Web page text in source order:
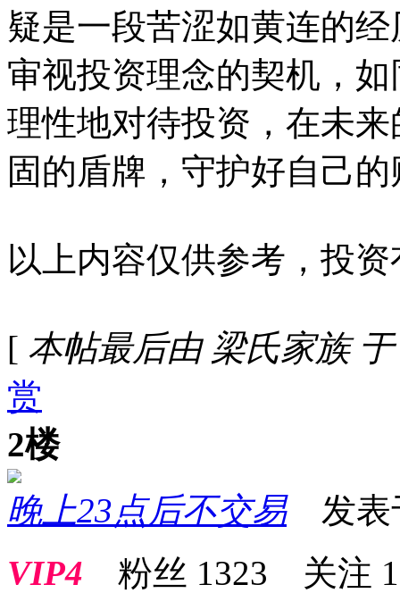
疑是一段苦涩如黄连的
审视投资理念的契机，
理性地对待投资，在未
固的盾牌，守护好自己
以上内容仅供参考，投
[ 本帖最后由 梁氏家族
赏
2楼
晚上23点后不交易发表
VIP4 粉丝 1323 关注